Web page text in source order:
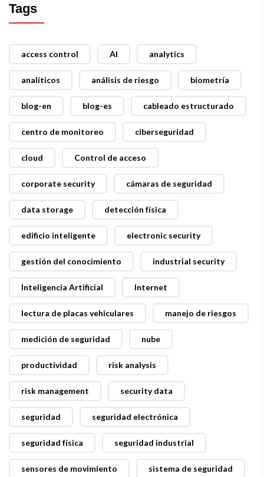
Tags
access control AI analytics
analíticos análisis de riesgo biometría
blog-en blog-es cableado estructurado
centro de monitoreo ciberseguridad
cloud Control de acceso
corporate security cámaras de seguridad
data storage detección física
edificio inteligente electronic security
gestión del conocimiento industrial security
Inteligencia Artificial Internet
lectura de placas vehiculares manejo de riesgos
medición de seguridad nube
productividad risk analysis
risk management security data
seguridad seguridad electrónica
seguridad física seguridad industrial
sensores de movimiento sistema de seguridad